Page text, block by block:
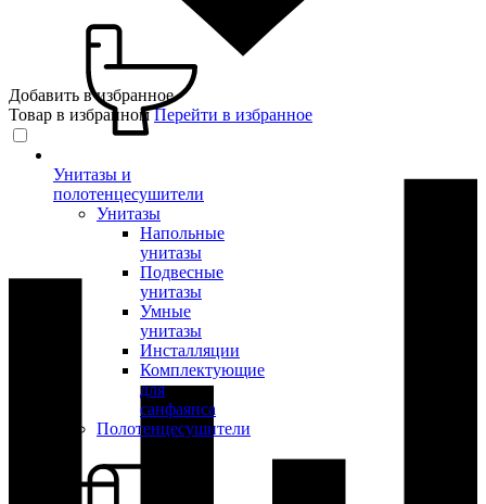
Унитазы и
полотенцесушители
Унитазы
Напольные
унитазы
Подвесные
унитазы
Умные
унитазы
Инсталляции
Комплектующие
для
санфаянса
Полотенцесушители
Добавить в избранное
Товар в избранномПерейти в избранное